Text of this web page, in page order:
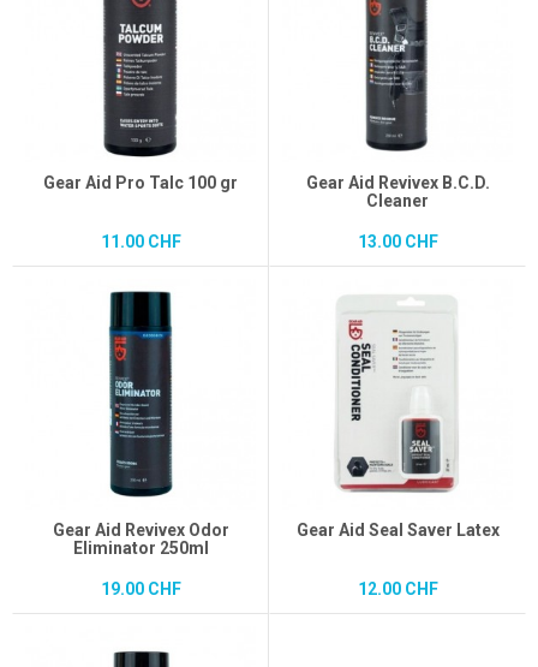
Gear Aid Pro Talc 100 gr
11.00 CHF
Gear Aid Revivex B.C.D.
Cleaner
13.00 CHF
Gear Aid Revivex Odor
Eliminator 250ml
19.00 CHF
Gear Aid Seal Saver Latex
12.00 CHF